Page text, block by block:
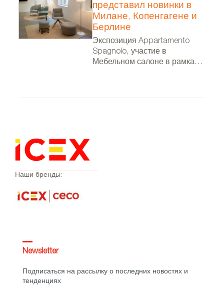
представил новинки в
Милане, Копенгагене и
Берлине
Экспозиция Appartamento
Spagnolo, участие в
Мебельном салоне в рамках
Наши бренды:
Newsletter
Подписаться на рассылку о последних новостях и
тенденциях